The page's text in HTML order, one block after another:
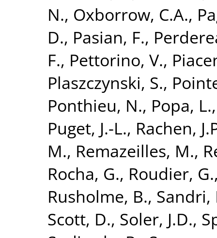
N., Oxborrow, C.A.,
D., Pasian, F.,
F., Pettorino, V.,
Plaszczynski, S.,
Ponthieu, N., Popa, L.
Puget, J.-L., Rachen,
M., Remazeilles, M.,
Rocha, G., Roudier, G.
Rusholme, B., Sandri,
Scott, D., Soler, J.D.,